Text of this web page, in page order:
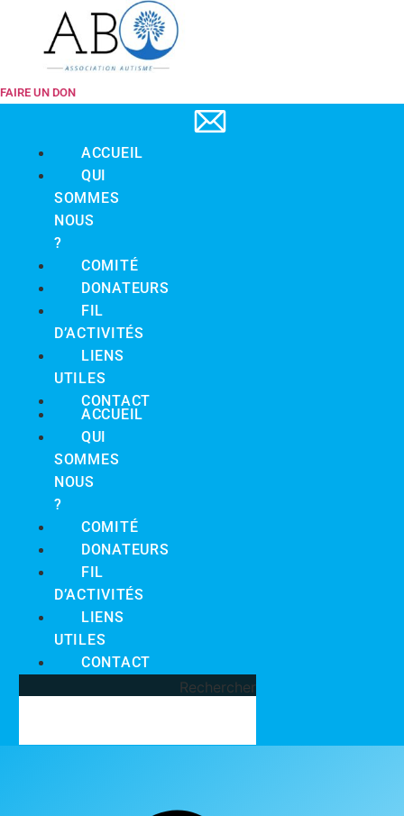
FAIRE UN DON
ACCUEIL
QUI
SOMMES
NOUS
?
COMITÉ
DONATEURS
FIL
D’ACTIVITÉS
LIENS
UTILES
CONTACT
ACCUEIL
QUI
SOMMES
NOUS
?
COMITÉ
DONATEURS
FIL
D’ACTIVITÉS
LIENS
UTILES
CONTACT
Rechercher